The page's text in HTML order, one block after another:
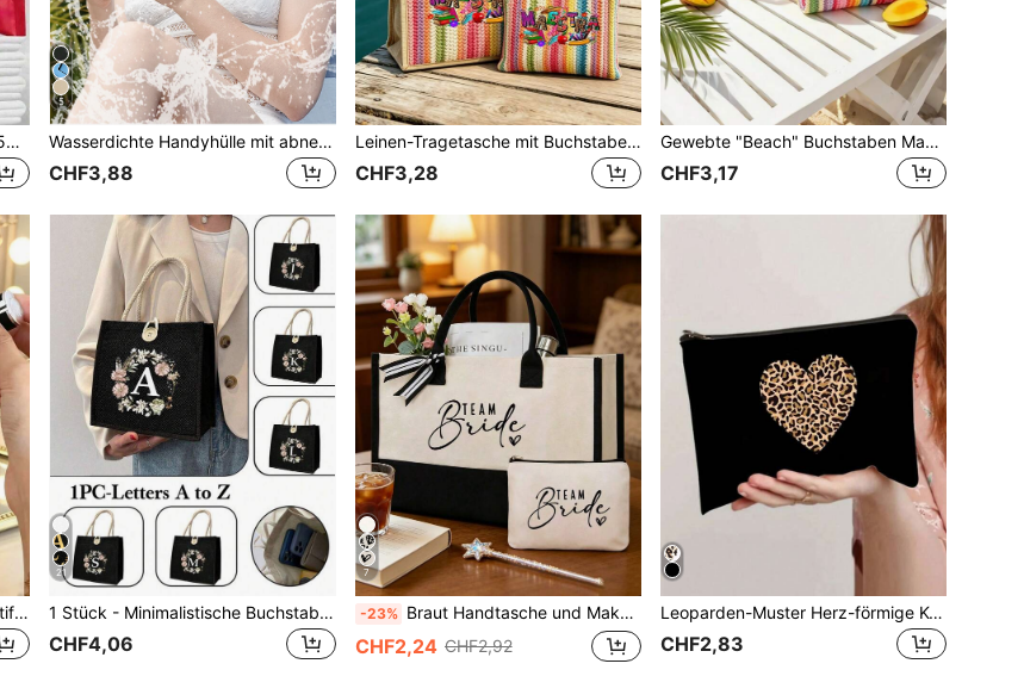
1/2/3/4/5/6/7/8/9/10/20/30/40/50 Stück Einweg-komprimierte Badetücher, verdickt und vergrößert, geeignet für Outdoor-Schwimmen und Reisen, extra große Einweg-komprimierte Badetücher, unverzichtbar für Schwimmen und Reisen - tragbare, super saugfähige Reisepackung komprimierte Badetücher - tragbar, Einweg, kompakt, platzsparend, kann für Gesichts- und Körperreinigung verwendet werden, sanft zur Haut, perfekt für Outdoor, Fitnessstudio und täglichen Gebrauch.
5
Wasserdichte Handyhülle mit abnehmbarem Gurt, universeller Touchscreen-Schutz zum Schwimmen, Tauchen, Sport. Transparente wasserdichte Tasche, Strandtasche, Handyhülle für Sommer, Strand, Inselurlaub. Unisex Geldbörse, Outdoor-Sport, Reisen, Pool, Fitness. Strapazierfähige Schwimmtasche
CHF3,88
Leinen-Tragetasche mit Buchstabenmuster, leichte tragbare Aufbewahrungstasche, geeignet zum Tragen von Kosmetik auf Reisen und als Einkaufstasche
CHF3,28
Gewebte "Beach" Buchstaben Make-up Tasche, Strand Kulturbeutel, Brautjungfer Make-up Tasche, Buchstaben Pool Tasche, geeignet für Reisen, täglichen Gebrauch und Schulanfang
CHF3,17
Kleine Make-up-Tasche, Lippenstift-Reißverschluss-Aufbewahrungstasche, Reise-Kulturtasche, Münzbeutel, Kosmetik-Aufbewahrungsbox, wasserdichte Reise-Kulturtasche
21
1 Stück - Minimalistische Buchstaben-Muster Tragetasche, multifunktionale tragbare Lehrer-Tragetasche, Geschenk für Frauen, Abschlussgeschenk, Geschenktasche mit Buchstabenmuster, Damentasche mit großer Kapazität und Buchstaben-Muster, wiederverwendbare Einkaufstasche, geeignet für den täglichen Gebrauch, Urlaub, Pendeln, Reisen
CHF4,06
7
-23% Braut Handtasche und Make-up Tasche, Braut Muster Reißverschluss Make-up Tasche, geeignet für Hochzeit, Flitterwochen, Geschenk für beste Freundin, Braut Souvenir
CHF2,24 CHF2,92
Leoparden-Muster Herz-förmige Kosmetiktasche, geeignet als Geschenk für Mutter, Lehrerin, Freundin, Krankenschwester, kann auch als Makeup-Tasche, Geschenktasche für weibliche Freunde, Reise-Souvenir, Geburtstagsgeschenk, Frauentagsgeschenk, Partygeschenk, Brautjungfern-Make-up-Organizer, Kulturtasche, Aufbewahrungstasche, Kosmetiktasche, Kosmetik-Aufbewahrungstasche, Make-up-Utensilien, Reisegeschenk, Reiseaccessoires, Urlaubsreise-Kosmetiktasche, Kosmetik-Aufbewahrungstasche, Damen-Reisetasche verwendet werden
CHF2,83